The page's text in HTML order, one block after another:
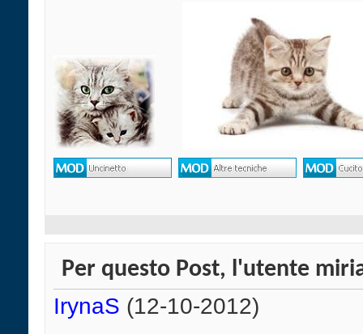
Per questo Post, l'utente
IrynaS (12-10-2012)